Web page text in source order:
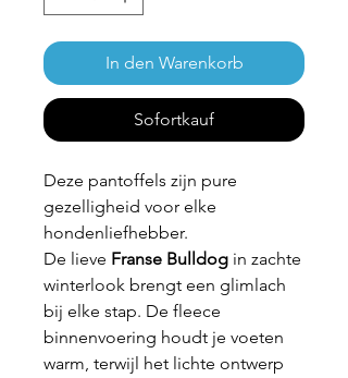
In den Warenkorb
Sofortkauf
Deze pantoffels zijn pure
gezelligheid voor elke
hondenliefhebber.
De lieve Franse Bulldog in zachte
winterlook brengt een glimlach
bij elke stap. De fleece
binnenvoering houdt je voeten
warm, terwijl het lichte ontwerp